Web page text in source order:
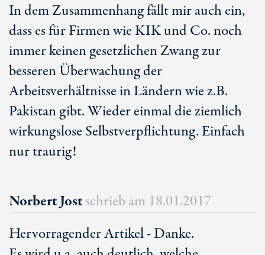
In dem Zusammenhang fällt mir auch ein,
dass es für Firmen wie KIK und Co. noch
immer keinen gesetzlichen Zwang zur
besseren Überwachung der
Arbeitsverhältnisse in Ländern wie z.B.
Pakistan gibt. Wieder einmal die ziemlich
wirkungslose Selbstverpflichtung. Einfach
nur traurig!
Norbert Jostschrieb am 18.01.2017
Hervorragender Artikel - Danke.